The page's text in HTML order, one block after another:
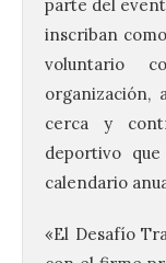
parte del
inscriban
voluntario
organización,
cerca y
deportivo
calendario
«El Desafío
UPL insta
actuar
castillo del
BIC en